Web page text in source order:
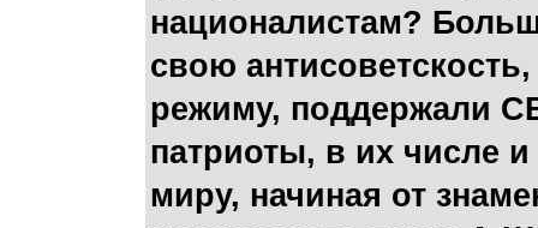
националистам?
свою
режиму, поддержали
патриоты, в их числе
миру, начиная от